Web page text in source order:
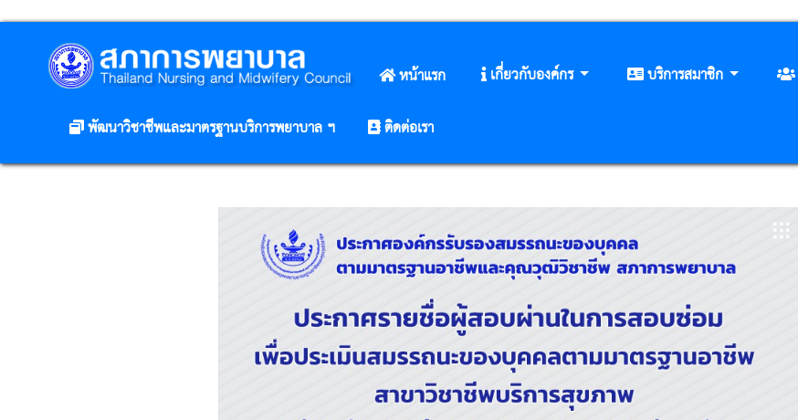
หน้าแรก เกี่ยวกับองค์กร บริการสมาชิก
พัฒนาวิชาชีพและมาตรฐานบริการพยาบาล ฯ
ติดต่อเรา